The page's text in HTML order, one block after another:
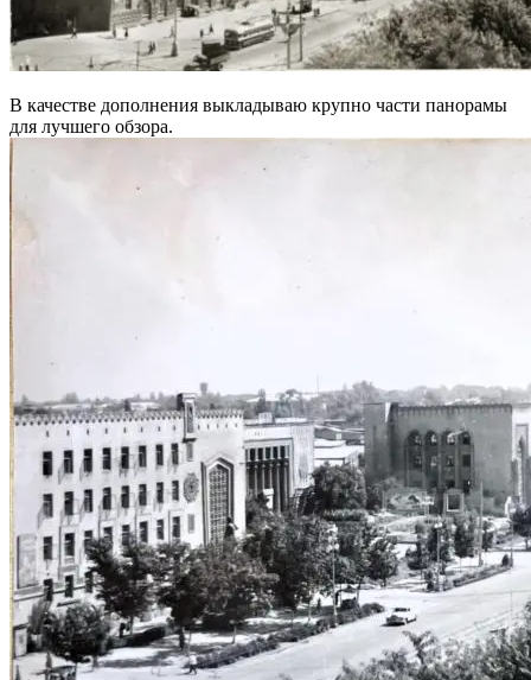
В качестве дополнения выкладываю крупно части панорамы
для лучшего обзора.